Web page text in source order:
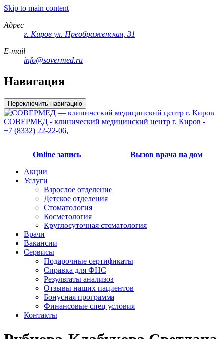
Skip to main content
Адрес
г. Киров ул. Преображенская, 31
E-mail
info@sovermed.ru
Навигация
Переключить навигацию
СОВЕРМЕД - клинический медицинский центр г. Киров -
+7 (8332) 22-22-06,
Online запись
Вызов врача на дом
Акции
Услуги
Взрослое отделение
Детское отделения
Стоматология
Косметология
Круглосуточная стоматология
Врачи
Вакансии
Сервисы
Подарочные сертификаты
Справка для ФНС
Результаты анализов
Отзывы наших пациентов
Бонусная программа
Финансовые спец условия
Контакты